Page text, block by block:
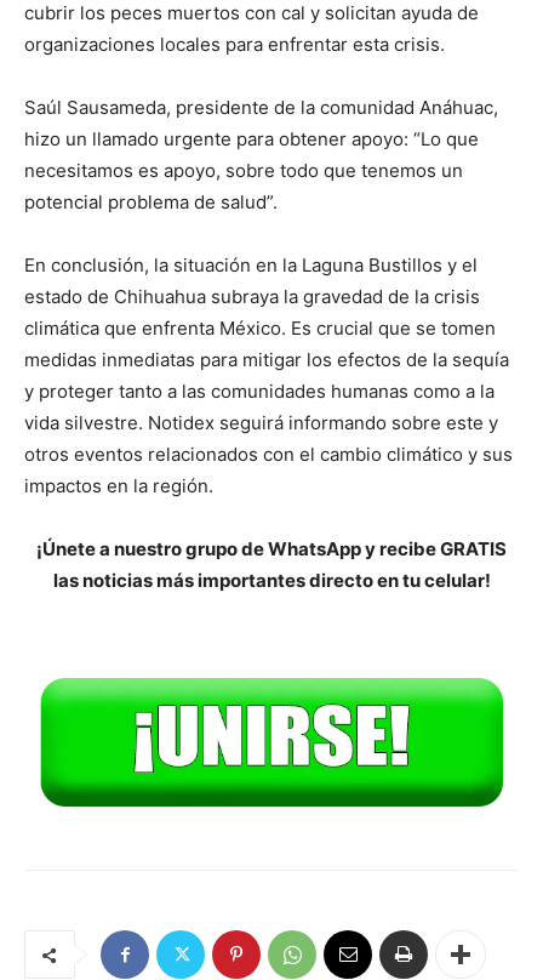
cubrir los peces muertos con cal y solicitan ayuda de
organizaciones locales para enfrentar esta crisis.
Saúl Sausameda, presidente de la comunidad Anáhuac,
hizo un llamado urgente para obtener apoyo: “Lo que
necesitamos es apoyo, sobre todo que tenemos un
potencial problema de salud”.
En conclusión, la situación en la Laguna Bustillos y el
estado de Chihuahua subraya la gravedad de la crisis
climática que enfrenta México. Es crucial que se tomen
medidas inmediatas para mitigar los efectos de la sequía
y proteger tanto a las comunidades humanas como a la
vida silvestre. Notidex seguirá informando sobre este y
otros eventos relacionados con el cambio climático y sus
impactos en la región.
¡Únete a nuestro grupo de WhatsApp y recibe GRATIS
las noticias más importantes directo en tu celular!